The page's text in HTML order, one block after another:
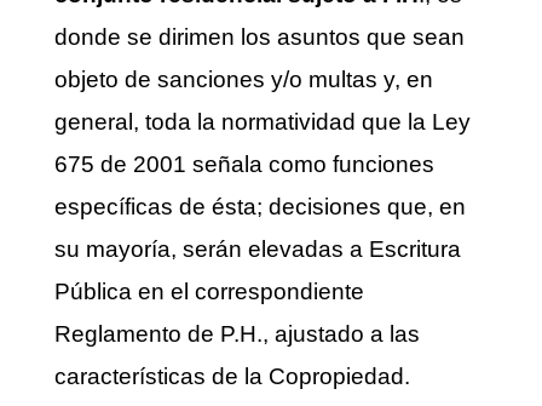
donde se dirimen los asuntos que sean
objeto de sanciones y/o multas y, en
general, toda la normatividad que la Ley
675 de 2001 señala como funciones
específicas de ésta; decisiones que, en
su mayoría, serán elevadas a Escritura
Pública en el correspondiente
Reglamento de P.H., ajustado a las
características de la Copropiedad.